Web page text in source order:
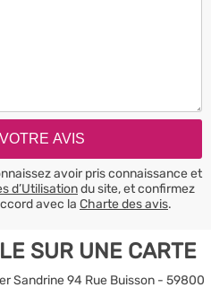
avoir pris connaissance et
d’Utilisationdu site, et confirmez
avec la Charte des avis.
SUR UNE CARTE
Sandrine 94 Rue Buisson - 59800